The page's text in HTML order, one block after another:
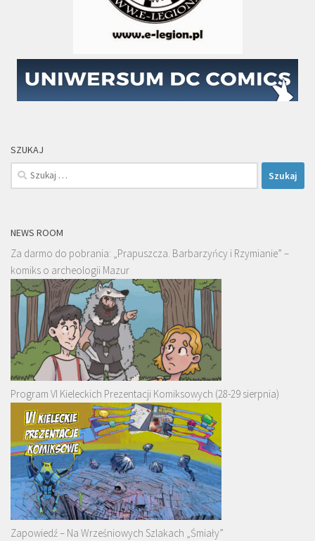
SZUKAJ
Szukaj:
NEWS ROOM
Za darmo do pobrania: „Prapuszcza. Barbarzyńcy i Rzymianie” –
komiks o archeologii Mazur
Program VI Kieleckich Prezentacji Komiksowych (28-29 sierpnia)
Zapowiedź – Na Wrześniowych Szlakach „Śmiały”